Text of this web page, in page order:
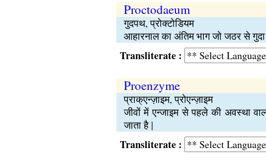
Proctodaeum
गुदपथ, प्रोक्टोडियम
आहारनाल का अंतिम भाग जो जठर से गुदा
Transliterate :
Proenzyme
प्राक्एन्ज़ाइम, प्रोएन्ज़ाइम
जीवों में एन्जाइम से पहले की अवस्था
जाता है |
Transliterate :